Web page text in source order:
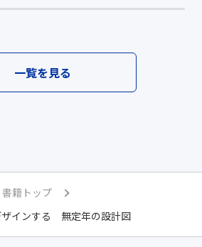
一覧を見る
書籍トップ
ザインする 無定年の設計図